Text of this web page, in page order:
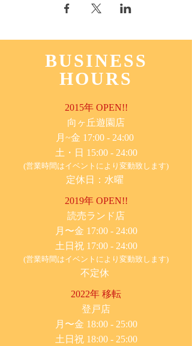
BUSINESS
HOURS
2015年 OPEN!!
​向ヶ丘遊園店
月~金 17:00 - 24:00
土・日 15:00 - 24:00
(営業時間はイベントにより変動致します)
定休日：水曜
2019年 OPEN!!
​読売ランド店
月〜金 17:00 - 24:00
土日祝 17:00 - 24:00
(営業時間はイベントにより変動致します)
不定休
2022年 移転
​登戸店
月〜金 18:00 - 25:00
土日祝 18:00 - 25:00